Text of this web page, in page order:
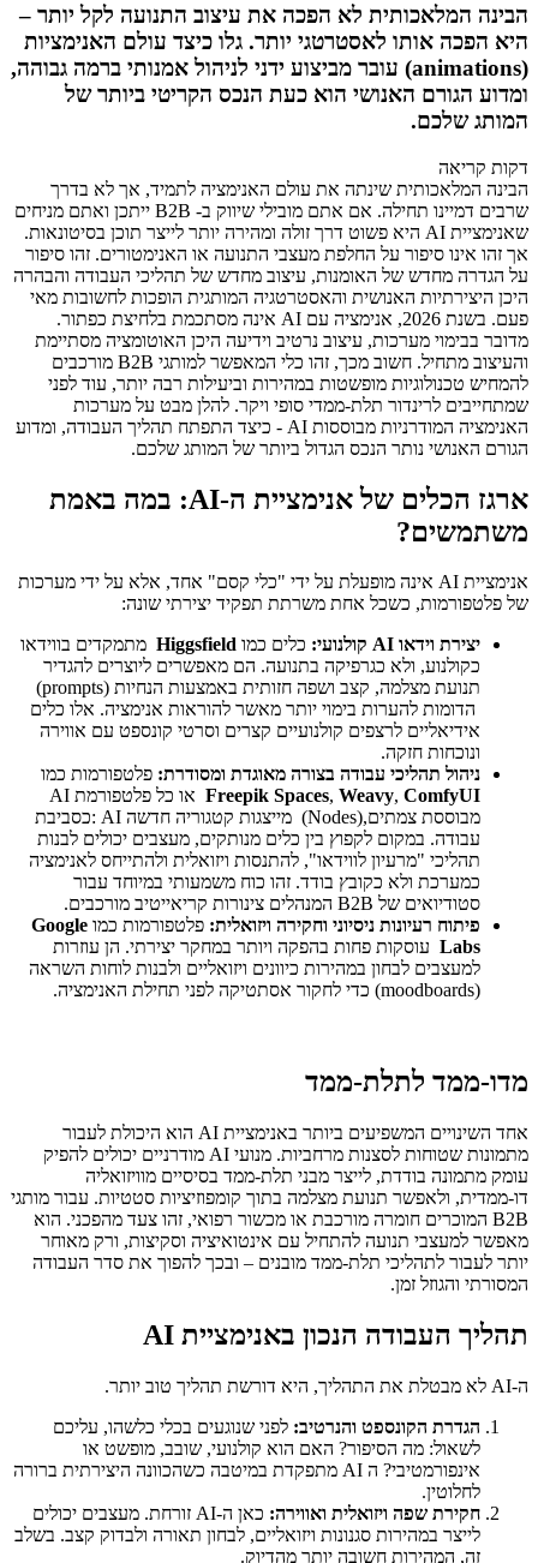
הבינה המלאכותית לא הפכה את עיצוב התנועה לקל יותר –
היא הפכה אותו לאסטרטגי יותר. גלו כיצד עולם האנימציות
(animations) עובר מביצוע ידני לניהול אמנותי ברמה גבוהה,
ומדוע הגורם האנושי הוא כעת הנכס הקריטי ביותר של
המותג שלכם.
דקות קריאה
הבינה המלאכותית שינתה את עולם האנימציה לתמיד, אך לא בדרך
שרבים דמיינו תחילה. אם אתם מובילי שיווק ב- B2B ייתכן ואתם מניחים
שאנימציית AI היא פשוט דרך זולה ומהירה יותר לייצר תוכן בסיטונאות.
אך זהו אינו סיפור על החלפת מעצבי התנועה או האנימטורים. זהו סיפור
על הגדרה מחדש של האומנות, עיצוב מחדש של תהליכי העבודה והבהרה
היכן היצירתיות האנושית והאסטרטגיה המותגית הופכות לחשובות מאי
פעם. בשנת 2026, אנימציה עם AI אינה מסתכמת בלחיצת כפתור.
מדובר בבימוי מערכות, עיצוב נרטיב וידיעה היכן האוטומציה מסתיימת
והעיצוב מתחיל. חשוב מכך, זהו כלי המאפשר למותגי B2B מורכבים
להמחיש טכנולוגיות מופשטות במהירות וביעילות רבה יותר, עוד לפני
שמתחייבים לרינדור תלת-ממדי סופי ויקר. להלן מבט על מערכות
האנימציה המודרניות מבוססות AI - כיצד התפתח תהליך העבודה, ומדוע
הגורם האנושי נותר הנכס הגדול ביותר של המותג שלכם.
ארגז הכלים של אנימציית ה-AI: במה באמת
משתמשים?
אנימציית AI אינה מופעלת על ידי "כלי קסם" אחד, אלא על ידי מערכות
של פלטפורמות, כשכל אחת משרתת תפקיד יצירתי שונה:
יצירת וידאו
קולנועי: כלים כמו Higgsfield מתמקדים בווידאו
כקולנוע, ולא כגרפיקה בתנועה. הם מאפשרים ליוצרים להגדיר
תנועת מצלמה, קצב ושפה חזותית באמצעות הנחיות (prompts)
הדומות להערות בימוי יותר מאשר להוראות אנימציה. אלו כלים
אידיאליים לרצפים קולנועיים קצרים וסרטי קונספט עם אווירה
ונוכחות חזקה.
ניהול תהליכי עבודה בצורה מאוגדת ומסודרת: פלטפורמות כמו
Freepik Spaces, Weavy, ComfyUI
או כל פלטפורמת AI
מבוססת צמתים,(Nodes) מייצגות קטגוריה חדשה AI :כסביבת
עבודה. במקום לקפוץ בין כלים מנותקים, מעצבים יכולים לבנות
תהליכי "מרעיון לווידאו", להתנסות ויזואלית ולהתייחס לאנימציה
כמערכת ולא כקובץ בודד. זהו כוח משמעותי במיוחד עבור
סטודיואים של B2B המנהלים צינורות קריאייטיב מורכבים.
פיתוח רעיונות ניסיוני וחקירה ויזואלית: פלטפורמות כמו Google
Labs עוסקות פחות בהפקה ויותר במחקר יצירתי. הן עוזרות
למעצבים לבחון במהירות כיוונים ויזואליים ולבנות לוחות השראה
(moodboards) כדי לחקור אסתטיקה לפני תחילת האנימציה.
מדו-ממד לתלת-ממד
אחד השינויים המשפיעים ביותר באנימציית AI הוא היכולת לעבור
מתמונות שטוחות לסצנות מרחביות. מנועי AI מודרניים יכולים להפיק
עומק מתמונה בודדת, לייצר מבני תלת-ממד בסיסיים מוויזואליה
דו-ממדית, ולאפשר תנועת מצלמה בתוך קומפוזיציות סטטיות. עבור מותגי
B2B המוכרים חומרה מורכבת או מכשור רפואי, זהו צעד מהפכני. הוא
מאפשר למעצבי תנועה להתחיל עם אינטואיציה וסקיצות, ורק מאוחר
יותר לעבור לתהליכי תלת-ממד מובנים – ובכך להפוך את סדר העבודה
המסורתי והגוזל זמן.
תהליך העבודה הנכון באנימציית AI
ה-AI לא מבטלת את התהליך, היא דורשת תהליך טוב יותר.
הגדרת הקונספט והנרטיב: לפני שנוגעים בכלי כלשהו, עליכם
לשאול: מה הסיפור? האם הוא קולנועי, שובב, מופשט או
אינפורמטיבי? ה AI מתפקדת במיטבה כשהכוונה היצירתית ברורה
לחלוטין.
חקירת שפה ויזואלית ואווירה:
כאן ה-AI זורחת. מעצבים יכולים
לייצר במהירות סגנונות ויזואליים, לבחון תאורה ולבדוק קצב. בשלב
זה, המהירות חשובה יותר מהדיוק.